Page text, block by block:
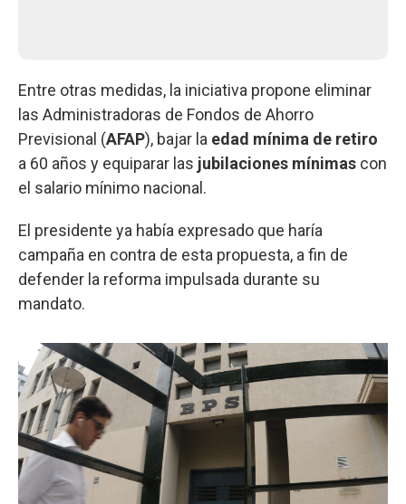
Entre otras medidas, la iniciativa propone eliminar
las Administradoras de Fondos de Ahorro
Previsional (AFAP), bajar la edad mínima de retiro
a 60 años y equiparar las jubilaciones mínimas con
el salario mínimo nacional.
El presidente ya había expresado que haría
campaña en contra de esta propuesta, a fin de
defender la reforma impulsada durante su
mandato.